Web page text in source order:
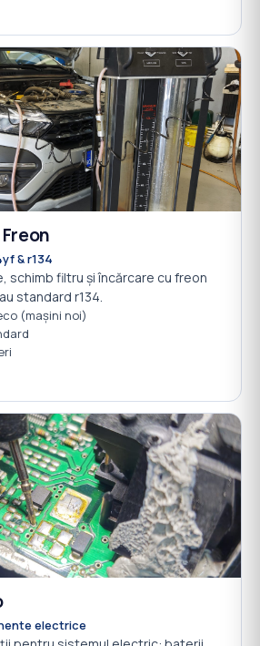
& r134
schimb filtru și încărcare cu freon
standard r134.
(mașini noi)
electrice